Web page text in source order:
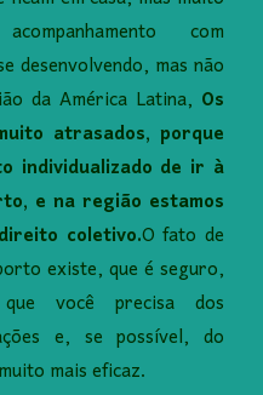
com
desenvolvendo, mas não
da América Latina, Os
atrasados, porque
individualizado de ir à
e na região estamos
coletivo.O fato de
existe, que é seguro,
você precisa dos
e, se possível, do
mais eficaz.